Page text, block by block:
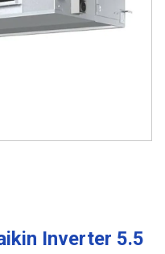
Inverter 5.5